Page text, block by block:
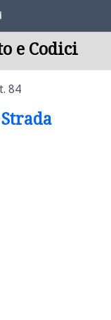
e Codici
84